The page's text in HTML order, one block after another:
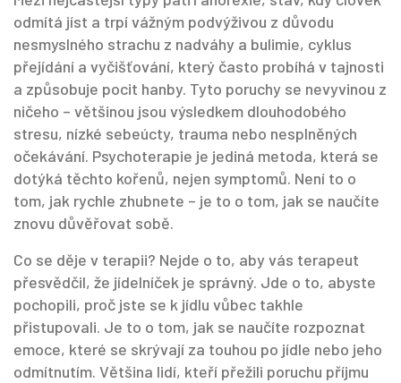
odmítá jíst a trpí vážným podvýživou z důvodu
nesmyslného strachu z nadváhy a bulimie, cyklus
přejídání a vyčišťování, který často probíhá v tajnosti
a způsobuje pocit hanby. Tyto poruchy se nevyvinou z
ničeho – většinou jsou výsledkem dlouhodobého
stresu, nízké sebeúcty, trauma nebo nesplněných
očekávání. Psychoterapie je jediná metoda, která se
dotýká těchto kořenů, nejen symptomů. Není to o
tom, jak rychle zhubnete – je to o tom, jak se naučíte
znovu důvěřovat sobě.
Co se děje v terapii? Nejde o to, aby vás terapeut
přesvědčil, že jídelníček je správný. Jde o to, abyste
pochopili, proč jste se k jídlu vůbec takhle
přistupovali. Je to o tom, jak se naučíte rozpoznat
emoce, které se skrývají za touhou po jídle nebo jeho
odmítnutím. Většina lidí, kteří přežili poruchu příjmu